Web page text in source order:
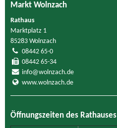
Markt Wolnzach
Rathaus
Marktplatz 1
85283 Wolnzach
08442 65-0
08442 65-34
info@wolnzach.de
www.wolnzach.de
Öffnungszeiten des Rathauses